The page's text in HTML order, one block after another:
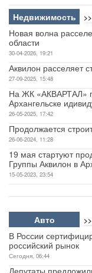
Недвижимость
Новая волна
области
30-04-2026, 19:21
Аквилон расселяет
27-09-2025, 15:48
На ЖК «АКВАРТАЛ»
Архангельске
26-05-2025, 17:42
Продолжается
26-06-2024, 11:28
19 мая стартуют
Группы Аквилон в
15-05-2023, 23:54
Авто
В России
российский рынок
Сегодня, 06:44
Депутаты